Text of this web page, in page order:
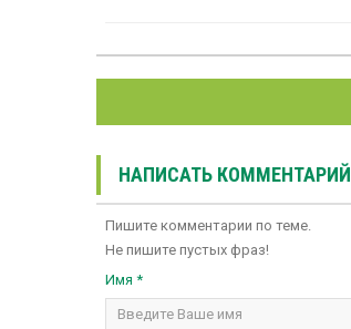
НАПИСАТЬ КОММЕНТАРИЙ
Пишите комментарии по теме.
Не пишите пустых фраз!
Имя *